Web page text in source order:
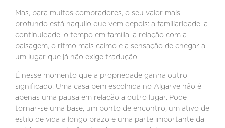
Mas, para muitos compradores, o seu valor mais
profundo está naquilo que vem depois: a familiaridade, a
continuidade, o tempo em família, a relação com a
paisagem, o ritmo mais calmo e a sensação de chegar a
um lugar que já não exige tradução.
É nesse momento que a propriedade ganha outro
significado. Uma casa bem escolhida no Algarve não é
apenas uma pausa em relação a outro lugar. Pode
tornar-se uma base, um ponto de encontro, um ativo de
estilo de vida a longo prazo e uma parte importante da